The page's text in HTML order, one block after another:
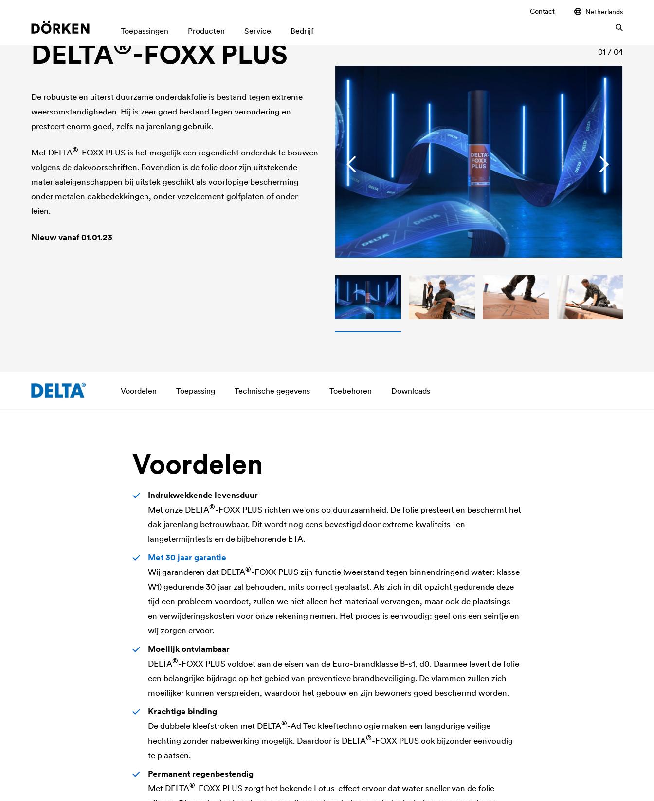
Contact Netherlands
Toepassingen Producten Service Bedrijf
Onderdakfolie, Gevelfolie bij gesloten voegen
DELTA®-FOXX PLUS
De robuuste en uiterst duurzame onderdakfolie is bestand tegen extreme
weersomstandigheden. Hij is zeer goed bestand tegen veroudering en
presteert enorm goed, zelfs na jarenlang gebruik.
Met DELTA®-FOXX PLUS is het mogelijk een regendicht onderdak te bouwen
volgens de dakvoorschriften. Bovendien is de folie door zijn uitstekende
materiaaleigenschappen bij uitstek geschikt als voorlopige bescherming
onder metalen dakbedekkingen, onder vezelcement golfplaten of onder
leien.
Nieuw vanaf 01.01.23
01 / 04
Voordelen Toepassing Technische gegevens Toebehoren Downloads
Voordelen
Indrukwekkende levensduur
Met onze DELTA®-FOXX PLUS richten we ons op duurzaamheid. De folie presteert en beschermt het
dak jarenlang betrouwbaar. Dit wordt nog eens bevestigd door extreme kwaliteits- en
langetermijntests en de bijbehorende ETA.
Met 30 jaar garantie
Wij garanderen dat DELTA®-FOXX PLUS zijn functie (weerstand tegen binnendringend water: klasse
W1) gedurende 30 jaar zal behouden, mits correct geplaatst. Als zich in dit opzicht gedurende deze
tijd een probleem voordoet, zullen we niet alleen het materiaal vervangen, maar ook de plaatsings-
en verwijderingskosten voor onze rekening nemen. Het proces is eenvoudig: geef ons een seintje en
wij zorgen ervoor.
Moeilijk ontvlambaar
DELTA®-FOXX PLUS voldoet aan de eisen van de Euro-brandklasse B-s1, d0. Daarmee levert de folie
een belangrijke bijdrage op het gebied van preventieve brandbeveiliging. De vlammen zullen zich
moeilijker kunnen verspreiden, waardoor het gebouw en zijn bewoners goed beschermd worden.
Krachtige binding
De dubbele kleefstroken met DELTA®-Ad Tec kleeftechnologie maken een langdurige veilige
hechting zonder nabewerking mogelijk. Daardoor is DELTA®-FOXX PLUS ook bijzonder eenvoudig
te plaatsen.
Permanent regenbestendig
Met DELTA®-FOXX PLUS zorgt het bekende Lotus-effect ervoor dat water sneller van de folie